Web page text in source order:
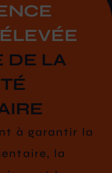
DE LA
à garantir la
la